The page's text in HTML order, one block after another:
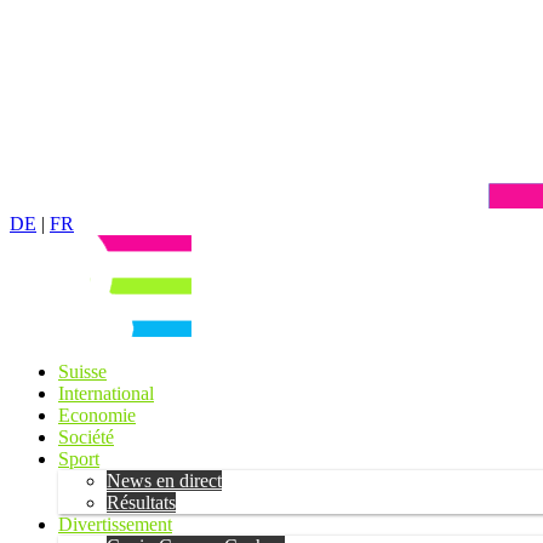
DE | FR
Suisse
International
Economie
Société
Sport
News en direct
Résultats
Divertissement